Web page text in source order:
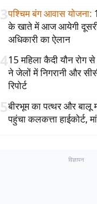
3पश्चिम बंग आवास योजना:
के खाते में आज आयेगी
अधिकारी का ऐलान
415 महिला कैदी यौन रोग से
ने जेलों में निगरानी और
रिपोर्ट
5बीरभूम का पत्थर और बालू
पहुंचा कलकत्ता हाईकोर्ट,
विज्ञापन